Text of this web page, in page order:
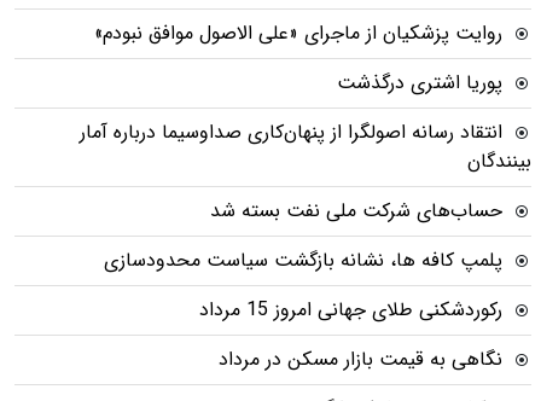
روایت پزشکیان از ماجرای «علی الاصول موافق نبودم»
پوریا اشتری درگذشت
انتقاد رسانه اصولگرا از پنهان‌کاری صداوسیما درباره آمار
بینندگان
حساب‌های شرکت ملی نفت بسته شد
پلمپ کافه ها، نشانه بازگشت سیاست محدودسازی
رکوردشکنی طلای جهانی امروز 15 مرداد
نگاهی به قیمت بازار مسکن در مرداد